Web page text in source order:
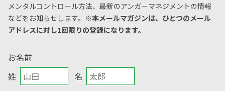
メンタルコントロール方法、 最新のアンガーマネジメントの情報
などをお知らせします。 ※本メールマガジンは、ひとつのメール
アドレスに対し1回限りの登録になります。
お名前
姓
名